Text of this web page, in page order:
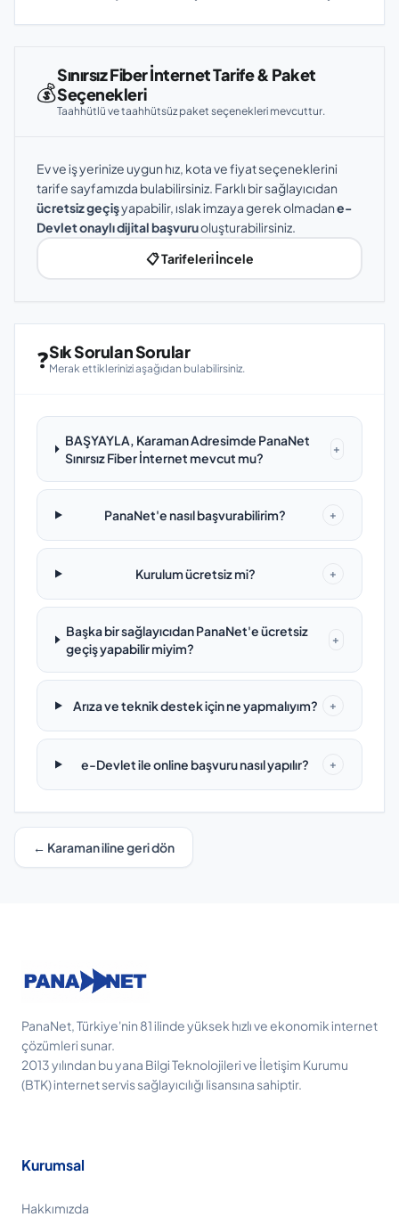
💰
Sınırsız Fiber İnternet Tarife & Paket
Seçenekleri
Taahhütlü ve taahhütsüz paket seçenekleri mevcuttur.
Ev ve iş yerinize uygun hız, kota ve fiyat seçeneklerini
tarife sayfamızda bulabilirsiniz. Farklı bir sağlayıcıdan
ücretsiz geçişyapabilir, ıslak imzaya gerek olmadane-
Devlet onaylı dijital başvuruoluşturabilirsiniz.
📋 Tarifeleri İncele
❓Sık Sorulan Sorular
Merak ettiklerinizi aşağıdan bulabilirsiniz.
BAŞYAYLA, Karaman Adresimde PanaNet
Sınırsız Fiber İnternet mevcut mu?
+
PanaNet'e nasıl başvurabilirim? +
Kurulum ücretsiz mi? +
Başka bir sağlayıcıdan PanaNet'e ücretsiz
geçiş yapabilir miyim?
+
Arıza ve teknik destek için ne yapmalıyım? +
e-Devlet ile online başvuru nasıl yapılır? +
← Karaman iline geri dön
PanaNet, Türkiye'nin 81 ilinde yüksek hızlı ve ekonomik internet
çözümleri sunar.
2013 yılından bu yana Bilgi Teknolojileri ve İletişim Kurumu
(BTK) internet servis sağlayıcılığı lisansına sahiptir.
Kurumsal
Hakkımızda